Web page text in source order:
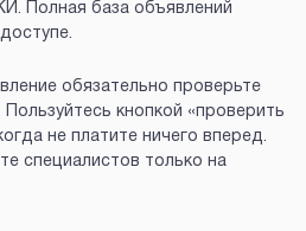
Полная база объявлений
обязательно проверьте
Пользуйтесь кнопкой «проверить
не платите ничего вперед.
специалистов только на